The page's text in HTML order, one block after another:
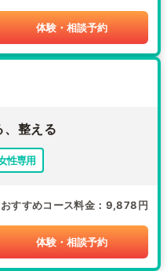
体験・相談予約
整える
性専用
おすすめコース料金 9,878円
体験・相談予約